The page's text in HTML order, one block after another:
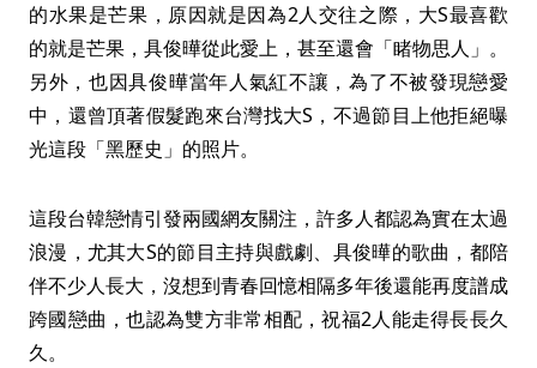
的水果是芒果，原因就是因為2人交往之際，大S最喜歡
的就是芒果，具俊曄從此愛上，甚至還會「睹物思人」。
另外，也因具俊曄當年人氣紅不讓，為了不被發現戀愛
中，還曾頂著假髮跑來台灣找大S，不過節目上他拒絕曝
光這段「黑歷史」的照片。
這段台韓戀情引發兩國網友關注，許多人都認為實在太過
浪漫，尤其大S的節目主持與戲劇、具俊曄的歌曲，都陪
伴不少人長大，沒想到青春回憶相隔多年後還能再度譜成
跨國戀曲，也認為雙方非常相配，祝福2人能走得長長久
久。